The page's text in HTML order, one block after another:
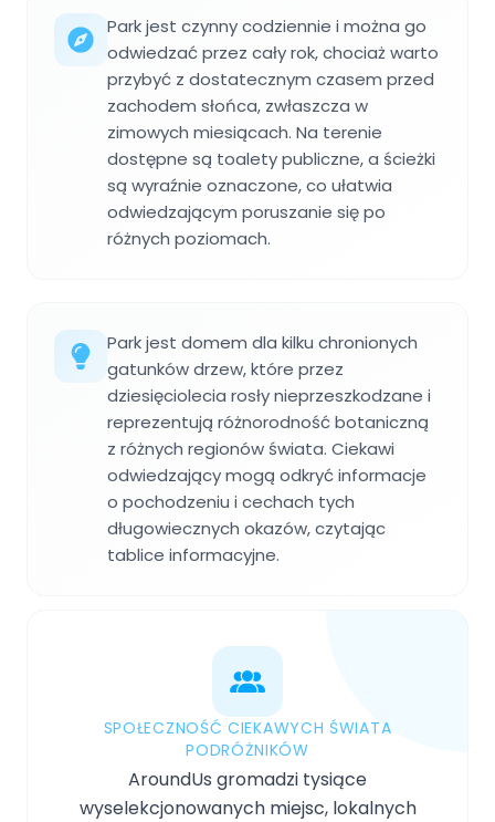
Park jest czynny codziennie i można go
odwiedzać przez cały rok, chociaż warto
przybyć z dostatecznym czasem przed
zachodem słońca, zwłaszcza w
zimowych miesiącach. Na terenie
dostępne są toalety publiczne, a ścieżki
są wyraźnie oznaczone, co ułatwia
odwiedzającym poruszanie się po
różnych poziomach.
Park jest domem dla kilku chronionych
gatunków drzew, które przez
dziesięciolecia rosły nieprzeszkodzane i
reprezentują różnorodność botaniczną
z różnych regionów świata. Ciekawi
odwiedzający mogą odkryć informacje
o pochodzeniu i cechach tych
długowiecznych okazów, czytając
tablice informacyjne.
SPOŁECZNOŚĆ CIEKAWYCH ŚWIATA
PODRÓŻNIKÓW
AroundUs gromadzi tysiące
wyselekcjonowanych miejsc, lokalnych